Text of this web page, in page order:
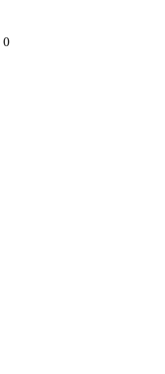
0